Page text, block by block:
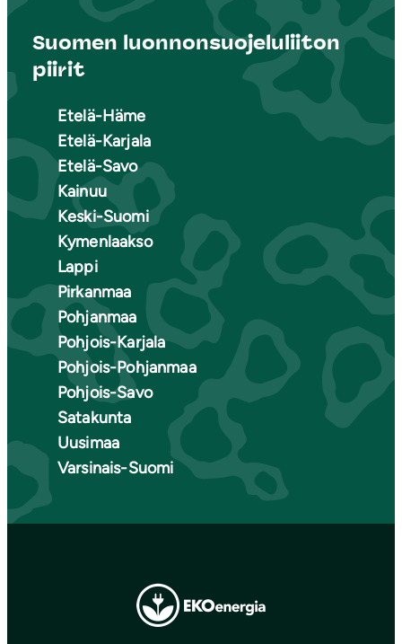
Suomen luonnonsuojeluliiton
piirit
Etelä-Häme
Etelä-Karjala
Etelä-Savo
Kainuu
Keski-Suomi
Kymenlaakso
Lappi
Pirkanmaa
Pohjanmaa
Pohjois-Karjala
Pohjois-Pohjanmaa
Pohjois-Savo
Satakunta
Uusimaa
Varsinais-Suomi